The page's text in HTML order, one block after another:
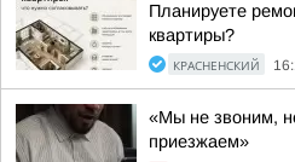
Планируете
квартиры?
КРАСНЕНСКИЙ
«Мы не звоним,
приезжаем»